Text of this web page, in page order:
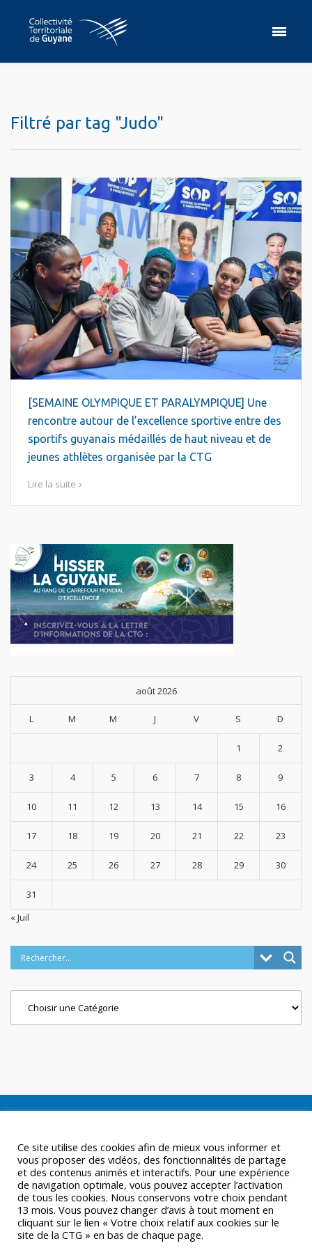
Filtré par tag "Judo"
[SEMAINE OLYMPIQUE ET PARALYMPIQUE] Une
rencontre autour de l’excellence sportive entre des
sportifs guyanais médaillés de haut niveau et de
jeunes athlètes organisée par la CTG
Lire la suite
août 2026
L M M J V S D
1 2
3 4 5 6 7 8 9
10 11 12 13 14 15 16
17 18 19 20 21 22 23
24 25 26 27 28 29 30
31
« Juil
Ce site utilise des cookies afin de mieux vous informer et
vous proposer des vidéos, des fonctionnalités de partage
et des contenus animés et interactifs. Pour une expérience
de navigation optimale, vous pouvez accepter l’activation
de tous les cookies. Nous conservons votre choix pendant
13 mois. Vous pouvez changer d’avis à tout moment en
cliquant sur le lien « Votre choix relatif aux cookies sur le
site de la CTG » en bas de chaque page.